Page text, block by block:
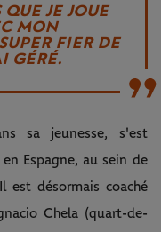
JE JOUE
MON
FIER DE
GÉRÉ.
sa jeunesse, s'est
Espagne, au sein de
est désormais coaché
Chela (quart-de-